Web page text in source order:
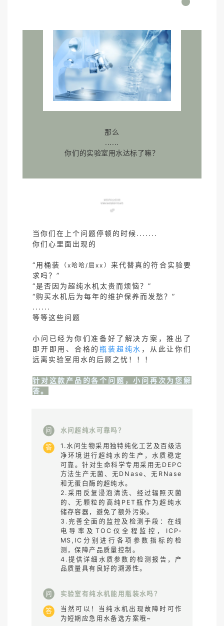
那么
......
你们的实验室用水达标了嘛？
当你们在上个问题停顿的时候.......
你们心里面出现的
“用桶装 （x哈哈/屈xx） 来代替真的符合实验要
求吗？ ”
“是否因为超纯水机太贵而烦恼？”
“购买水机后为每年的维护保养而发愁？”
......
等等这些问题
小问已经为你们准备好了解决方案，推出了
即开即用、合格的瓶装超纯水 ，从此让你们
远离实验室用水的后顾之忧！！！
针对这款产品的各个问题，小问再次为您解
答。
问 水问超纯水可靠吗？
答
1.水问生物采用独特纯化工艺及百级洁
净环境进行超纯水的生产，水质稳定
可靠。针对生命科学专用采用无DEPC
方法生产无菌、无DNase、无RNase
和无蛋白酶的超纯水。
2.采用反复浸泡清洗、经过辐照灭菌
的、无颗粒的高纯PET瓶作为超纯水
储存容器，避免了额外污染。
3.完善全面的监控及检测手段：在线
电导率及TOC仪全程监控，ICP-
MS,IC分别进行各项参数指标的检
测，保障产品质量控制。
4.提供详细水质参数的检测报告，产
品质量具有良好的溯源性。
问 实验室有纯水机能用瓶装水吗？
答
当然可以！当纯水机出现故障时可作
为短期应急用水备选方案哦~